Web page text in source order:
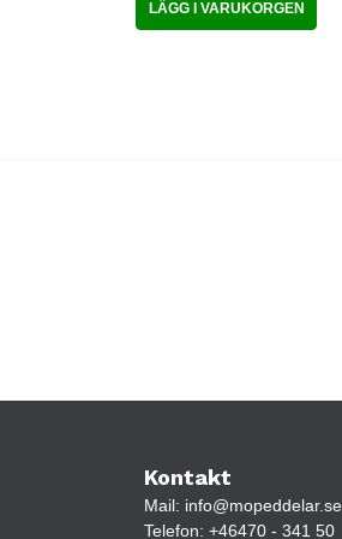
LÄGG I VARUKORGEN
Kontakt
Mail: info@mopeddelar.se
Telefon: +46470 - 341 50